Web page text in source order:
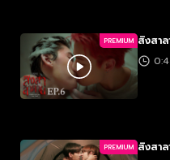
PREMIUM สิงสาล
PREMIUM สิงสาล